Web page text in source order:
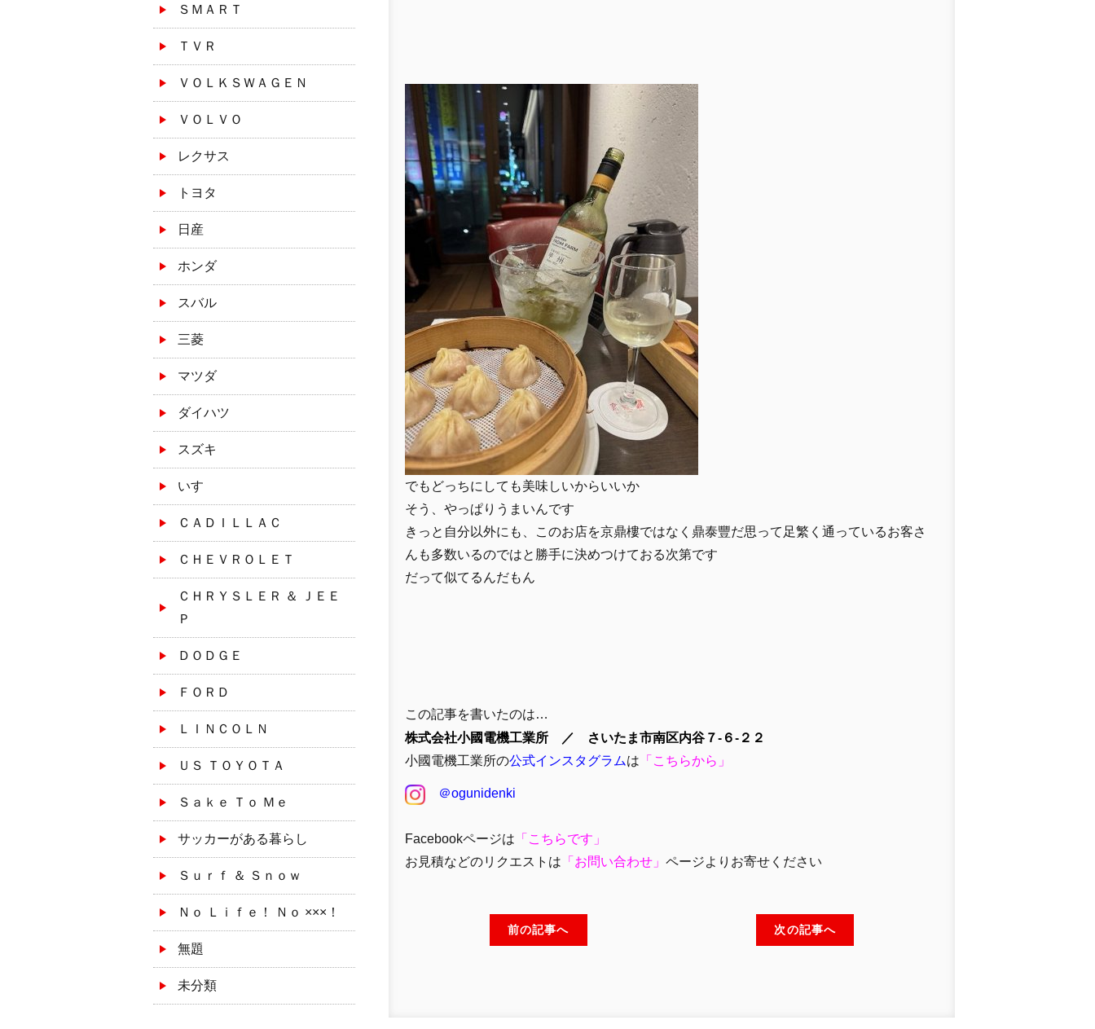
ＳＭＡＲＴ
ＴＶＲ
ＶＯＬＫＳＷＡＧＥＮ
ＶＯＬＶＯ
レクサス
トヨタ
日産
ホンダ
スバル
三菱
マツダ
ダイハツ
スズキ
いすゞ
ＣＡＤＩＬＬＡＣ
ＣＨＥＶＲＯＬＥＴ
ＣＨＲＹＳＬＥＲ ＆ ＪＥＥ
Ｐ
ＤＯＤＧＥ
ＦＯＲＤ
ＬＩＮＣＯＬＮ
ＵＳ ＴＯＹＯＴＡ
Ｓａｋｅ Ｔｏ Ｍｅ
サッカーがある暮らし
Ｓｕｒｆ ＆ Ｓｎｏｗ
Ｎｏ Ｌｉｆｅ！ Ｎｏ ×××！
無題
未分類
でもどっちにしても美味しいからいいか
そう、やっぱりうまいんです
きっと自分以外にも、このお店を京鼎樓ではなく鼎泰豐だ思って足繁く通っているお客さ
んも多数いるのではと勝手に決めつけておる次第です
だって似てるんだもん
この記事を書いたのは…
株式会社小國電機工業所 ／ さいたま市南区内谷７-６-２２
小國電機工業所の公式インスタグラムは 「 こちらから」
＠ogunidenki
Facebookページは 「 こちらです」
お見積などのリクエストは 「 お問い合わせ 」 ページよりお寄せください
前の記事へ 次の記事へ